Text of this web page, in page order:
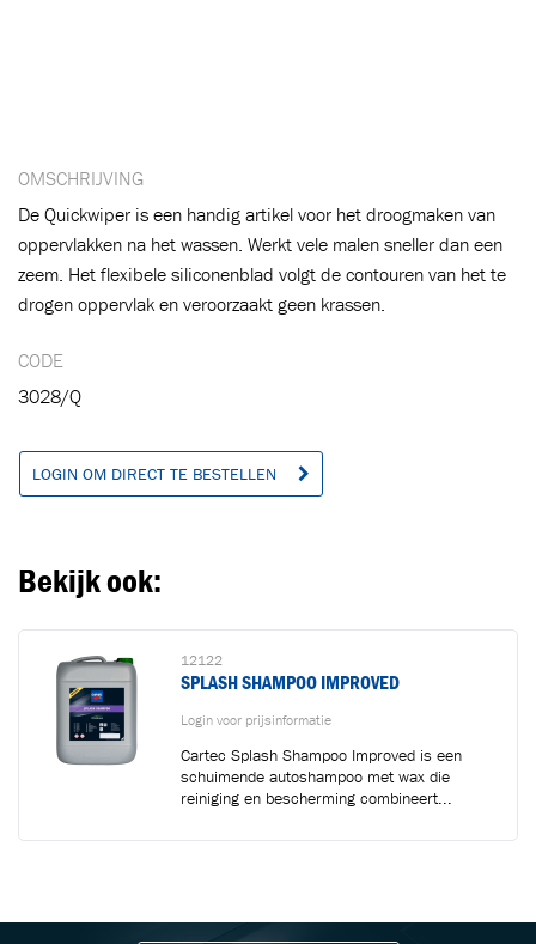
OMSCHRIJVING
De Quickwiper is een handig artikel voor het droogmaken van
oppervlakken na het wassen. Werkt vele malen sneller dan een
zeem. Het flexibele siliconenblad volgt de contouren van het te
drogen oppervlak en veroorzaakt geen krassen.
CODE
3028/Q
LOGIN OM DIRECT TE BESTELLEN
Bekijk ook:
12122
SPLASH SHAMPOO IMPROVED
Login voor prijsinformatie
Cartec Splash Shampoo Improved is een
schuimende autoshampoo met wax die
reiniging en bescherming combineert...
Toegevoegd aan winkelwagen
VERDER WINKELEN Ga naar winkelwagen
Ontvang vakgerelateerde tips,